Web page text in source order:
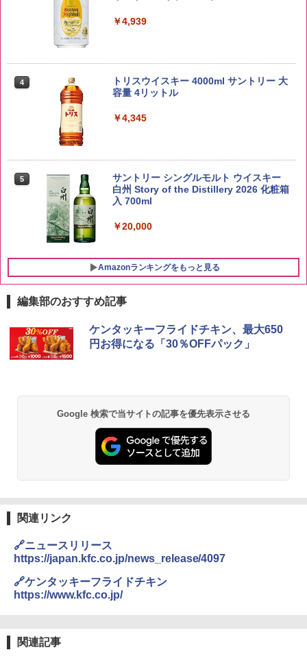
5kg
kg 業務用 お米マイスターブレンド
￥2,680
￥4,939
4
トリスウイスキー 4000ml サントリー 大
容量 4リットル
￥4,345
5
サントリー シングルモルト ウイスキー
白州 Story of the Distillery 2026 化粧箱
入 700ml
￥20,000
Amazonランキングをもっと見る
1
チキンラーメン どんぶり 85g×12個 日清
食品 インスタント カップ麺
【公式】ブタメン とんこつ味 35g×15個
| 業務用 夜食 カップラーメン ミニカップ
麺 小腹 インスタント アウトドアにも ロ
ーリングストック 大人買い おやつカン
パニー
3
￥3,475
4
1
[山善] スチームオーブンレンジ 25L 一人
暮らし 二人暮らし フラットテーブル ス
チーム調理 自動メニュー19種搭載 角皿
シャープ 過熱水蒸気 オーブンレンジ 26
L コンベクション 2段調理 ホワイト RE-
SS26B-W
ーム調理 フラットテーブル トースト機
ック YRZ-WF150TV(B)
編集部のおすすめ記事
ケンタッキーフライドチキン、最大650
円お得になる「30％OFFパック」
Google 検索で当サイトの記事を優先表示させる
関連リンク
🔗ニュースリリース
https://japan.kfc.co.jp/news_release/4097
🔗ケンタッキーフライドチキン
https://www.kfc.co.jp/
関連記事